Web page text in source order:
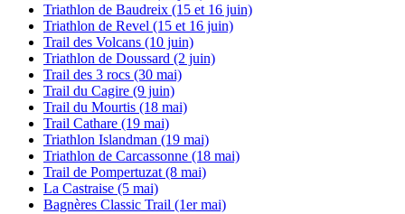
Triathlon de Baudreix (15 et 16 juin)
Triathlon de Revel (15 et 16 juin)
Trail des Volcans (10 juin)
Triathlon de Doussard (2 juin)
Trail des 3 rocs (30 mai)
Trail du Cagire (9 juin)
Trail du Mourtis (18 mai)
Trail Cathare (19 mai)
Triathlon Islandman (19 mai)
Triathlon de Carcassonne (18 mai)
Trail de Pompertuzat (8 mai)
La Castraise (5 mai)
Bagnères Classic Trail (1er mai)